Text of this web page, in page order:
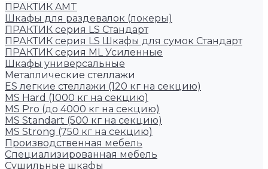
ПРАКТИК AMT
Шкафы для раздевалок (локеры)
ПРАКТИК cерия LS Стандарт
ПРАКТИК серия LS Шкафы для сумок Стандарт
ПРАКТИК серия ML Усиленные
Шкафы универсальные
Металлические стеллажи
ES легкие стеллажи (120 кг на секцию)
MS Hard (1000 кг на секцию)
MS Pro (до 4000 кг на секцию)
MS Standart (500 кг на секцию)
MS Strong (750 кг на секцию)
Производственная мебель
Cпециализированная мебель
Cушильные шкафы